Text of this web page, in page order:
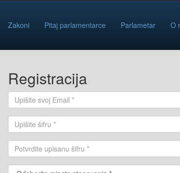
Zakoni Pitaj parlamentarce Parlametar O
Registracija